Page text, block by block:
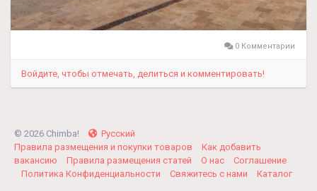
0 Комментарии
Войдите, чтобы отмечать, делиться и комментировать!
© 2026 Chimba!
Русский
Правила размещения и покупки товаров
Как добавить
вакансию
Правила размещения статей О нас
Соглашение
Политика Конфиденциальности
Свяжитесь с нами Каталог